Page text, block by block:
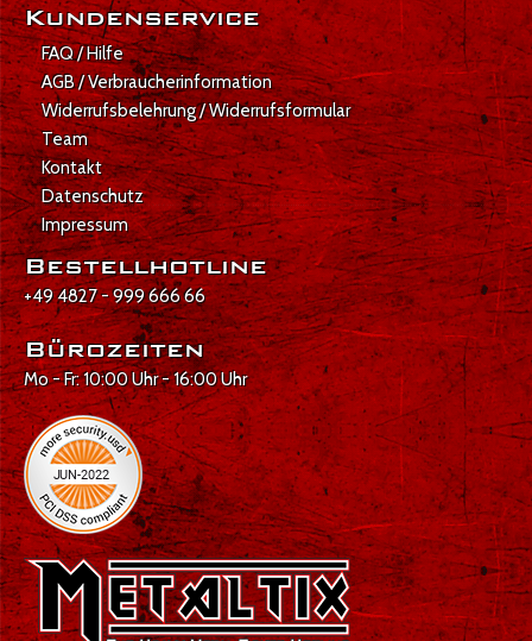
Kundenservice
FAQ / Hilfe
AGB / Verbraucherinformation
Widerrufsbelehrung / Widerrufsformular
Team
Kontakt
Datenschutz
Impressum
Bestellhotline
+49 4827 - 999 666 66
Bürozeiten
Mo - Fr: 10:00 Uhr - 16:00 Uhr